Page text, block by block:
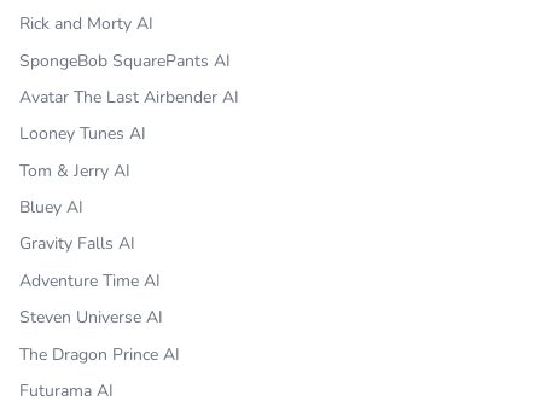
Rick and Morty AI
SpongeBob SquarePants AI
Avatar The Last Airbender AI
Looney Tunes AI
Tom & Jerry AI
Bluey AI
Gravity Falls AI
Adventure Time AI
Steven Universe AI
The Dragon Prince AI
Futurama AI